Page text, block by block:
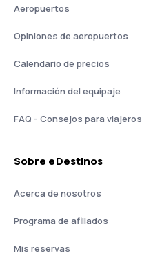
Aeropuertos
Opiniones de aeropuertos
Calendario de precios
Información del equipaje
FAQ - Consejos para viajeros
Sobre eDestinos
Acerca de nosotros
Programa de afiliados
Mis reservas